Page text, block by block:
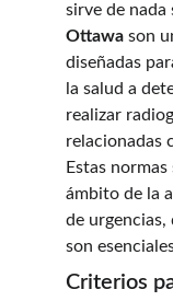
sirve de nada
Ottawa son
diseñadas
la salud a
realizar
relacionadas
Estas
ámbito de la
de
son
Criterios